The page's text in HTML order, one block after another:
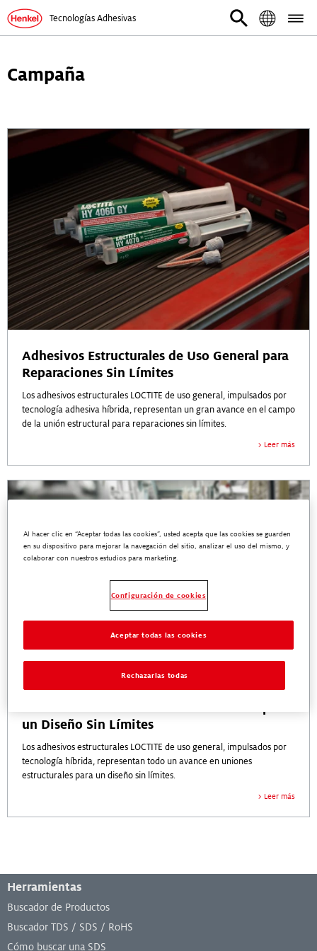
Tecnologías Adhesivas
Campaña
Adhesivos Estructurales de Uso General para
Reparaciones Sin Límites
Los adhesivos estructurales LOCTITE de uso general, impulsados por
tecnología adhesiva híbrida, representan un gran avance en el campo
de la unión estructural para reparaciones sin límites.
Leer más
un Diseño Sin Límites
Los adhesivos estructurales LOCTITE de uso general, impulsados por
tecnología híbrida, representan todo un avance en uniones
estructurales para un diseño sin límites.
Leer más
Herramientas
Buscador de Productos
Buscador TDS / SDS / RoHS
Cómo buscar una SDS
Al hacer clic en “Aceptar todas las cookies”, usted acepta que las cookies se guarden
en su dispositivo para mejorar la navegación del sitio, analizar el uso del mismo, y
colaborar con nuestros estudios para marketing.
Configuración de cookies
Rechazarlas todas
Aceptar todas las cookies